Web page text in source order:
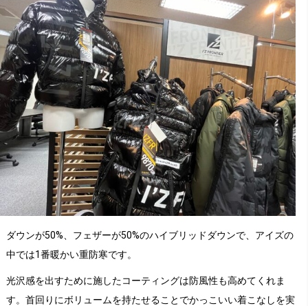
ダウンが50%、フェザーが50%のハイブリッドダウンで、アイズの
中では1番暖かい重防寒です。
光沢感を出すために施したコーティングは防風性も高めてくれま
す。首回りにボリュームを持たせることでかっこいい着こなしを実